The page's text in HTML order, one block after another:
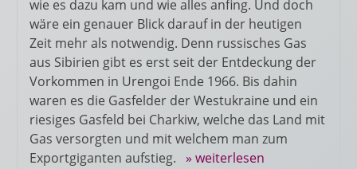
wie es dazu kam und wie alles anfing. Und doch
wäre ein genauer Blick darauf in der heutigen
Zeit mehr als notwendig. Denn russisches Gas
aus Sibirien gibt es erst seit der Entdeckung der
Vorkommen in Urengoi Ende 1966. Bis dahin
waren es die Gasfelder der Westukraine und ein
riesiges Gasfeld bei Charkiw, welche das Land mit
Gas versorgten und mit welchem man zum
Exportgiganten aufstieg.» weiterlesen